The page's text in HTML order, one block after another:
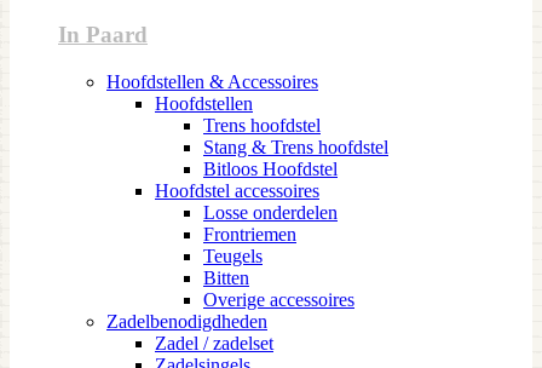
In Paard
Hoofdstellen & Accessoires
Hoofdstellen
Trens hoofdstel
Stang & Trens hoofdstel
Bitloos Hoofdstel
Hoofdstel accessoires
Losse onderdelen
Frontriemen
Teugels
Bitten
Overige accessoires
Zadelbenodigdheden
Zadel / zadelset